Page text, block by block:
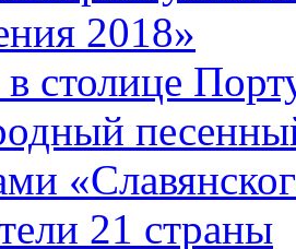
2018»
столице
21 страны